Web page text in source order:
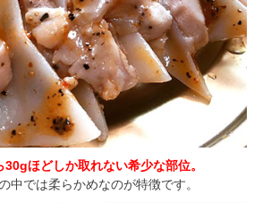
30gほどしか取れない希少な部位。
中では柔らかめなのが特徴です。